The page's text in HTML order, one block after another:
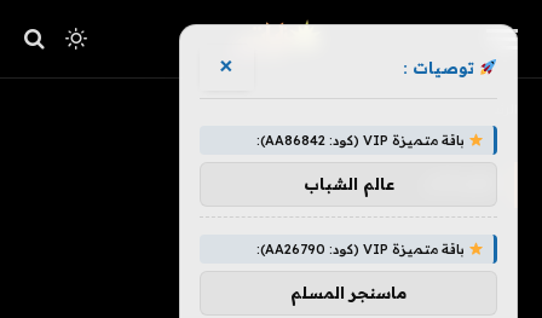
توصيات : ×
باقة متميزة VIP (كود: AA86842):
عالم الشباب
باقة متميزة VIP (كود: AA26790):
ماسنجر المسلم